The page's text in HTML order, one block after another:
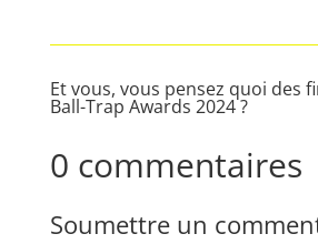
Et vous, vous pensez quoi des
Ball-Trap Awards 2024 ?
0 commentaires
Soumettre un